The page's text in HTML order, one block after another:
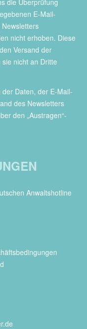
die Überprüfung
E-Mail-
nicht erhoben. Diese
Versand der
nicht an Dritte
Daten, der E-Mail-
des Newsletters
den „Austragen“-
Anwaltshotline